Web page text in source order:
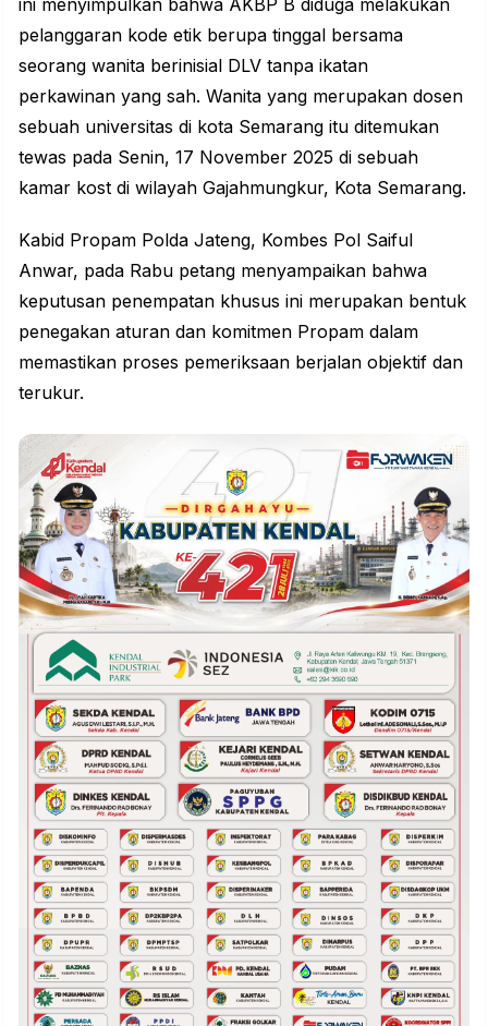
pelanggaran kode etik berupa tinggal bersama
seorang wanita berinisial DLV tanpa ikatan
perkawinan yang sah. Wanita yang merupakan dosen
sebuah universitas di kota Semarang itu ditemukan
tewas pada Senin, 17 November 2025 di sebuah
kamar kost di wilayah Gajahmungkur, Kota Semarang.
Kabid Propam Polda Jateng, Kombes Pol Saiful
Anwar, pada Rabu petang menyampaikan bahwa
keputusan penempatan khusus ini merupakan bentuk
penegakan aturan dan komitmen Propam dalam
memastikan proses pemeriksaan berjalan objektif dan
terukur.